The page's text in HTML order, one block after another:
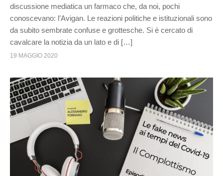
discussione mediatica un farmaco che, da noi, pochi
conoscevano: l’Avigan. Le reazioni politiche e istituzionali sono
da subito sembrate confuse e grottesche. Si è cercato di
cavalcare la notizia da un lato e di […]
19 MAGGIO 2020